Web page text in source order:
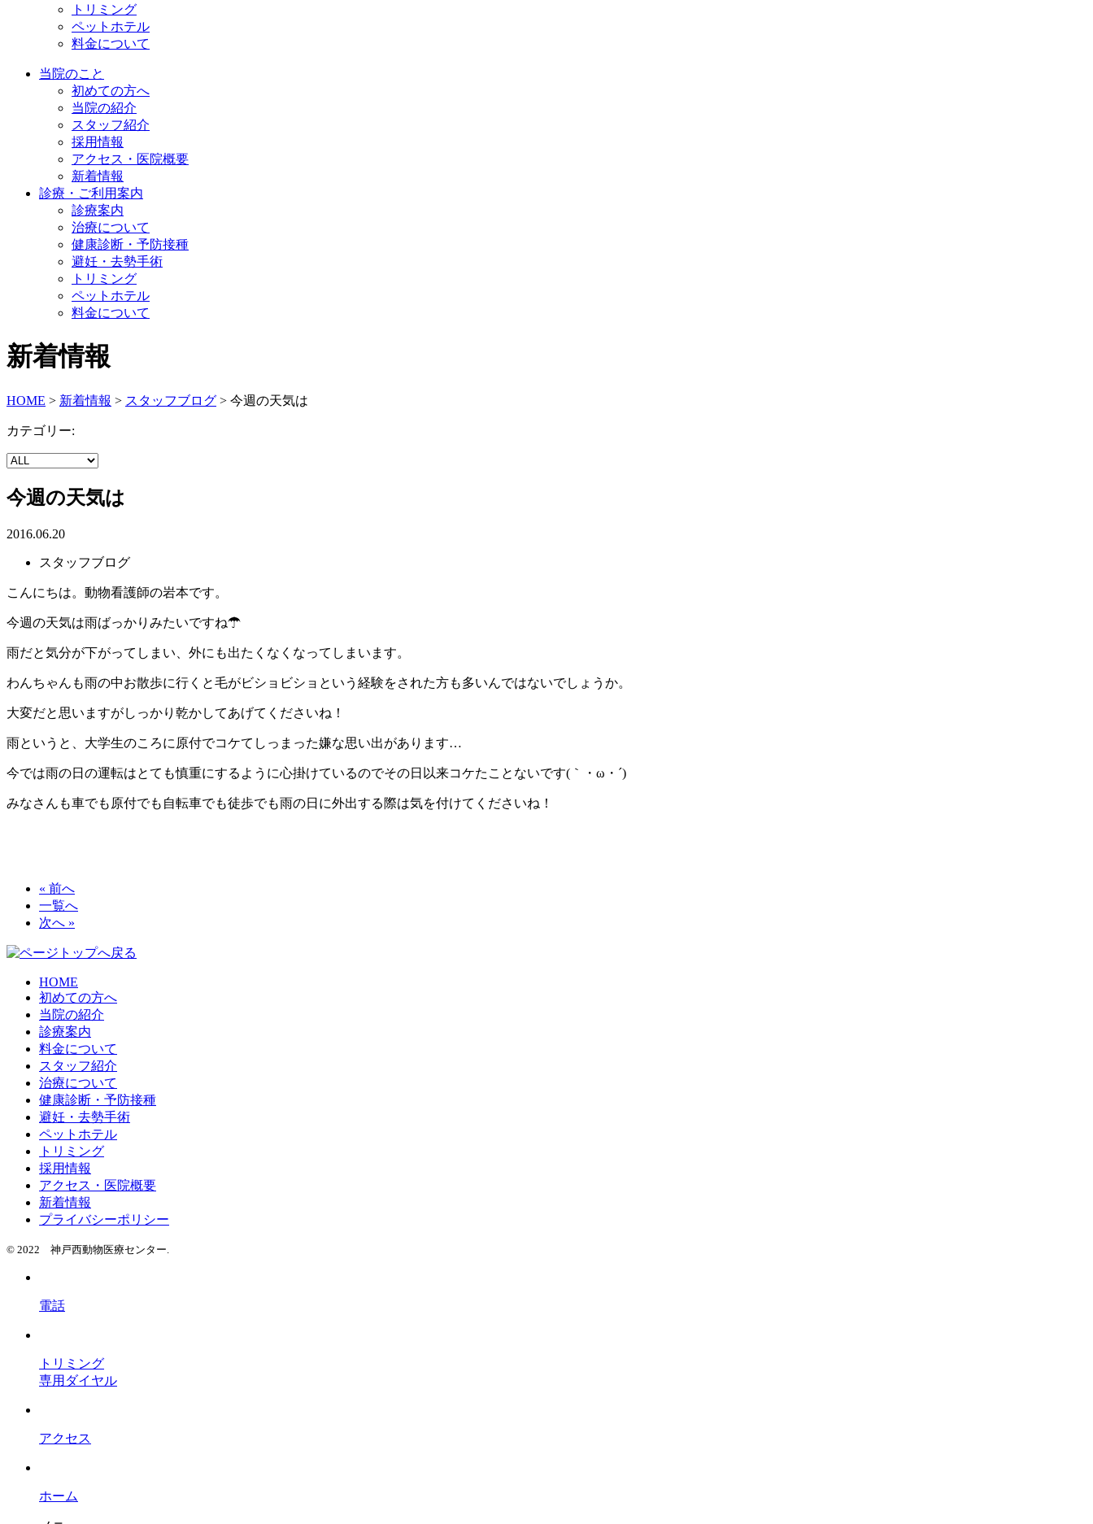
トリミング
ペットホテル
料金について
当院のこと
初めての方へ
当院の紹介
スタッフ紹介
採用情報
アクセス・医院概要
新着情報
診療・ご利用案内
診療案内
治療について
健康診断・予防接種
避妊・去勢手術
トリミング
ペットホテル
料金について
新着情報
HOME > 新着情報 > スタッフブログ > 今週の天気は
カテゴリー:
今週の天気は
2016.06.20
スタッフブログ
こんにちは。動物看護師の岩本です。
今週の天気は雨ばっかりみたいですね☂
雨だと気分が下がってしまい、外にも出たくなくなってしまいます。
わんちゃんも雨の中お散歩に行くと毛がビショビショという経験をされた方も多いんではないでしょうか。
大変だと思いますがしっかり乾かしてあげてくださいね！
雨というと、大学生のころに原付でコケてしっまった嫌な思い出があります…
今では雨の日の運転はとても慎重にするように心掛けているのでその日以来コケたことないです(｀・ω・´)
みなさんも車でも原付でも自転車でも徒歩でも雨の日に外出する際は気を付けてくださいね！
« 前へ
一覧へ
次へ »
HOME
初めての方へ
当院の紹介
診療案内
料金について
スタッフ紹介
治療について
健康診断・予防接種
避妊・去勢手術
ペットホテル
トリミング
採用情報
アクセス・医院概要
新着情報
プライバシーポリシー
© 2022 神戸西動物医療センター.
電話
トリミング
専用ダイヤル
アクセス
ホーム